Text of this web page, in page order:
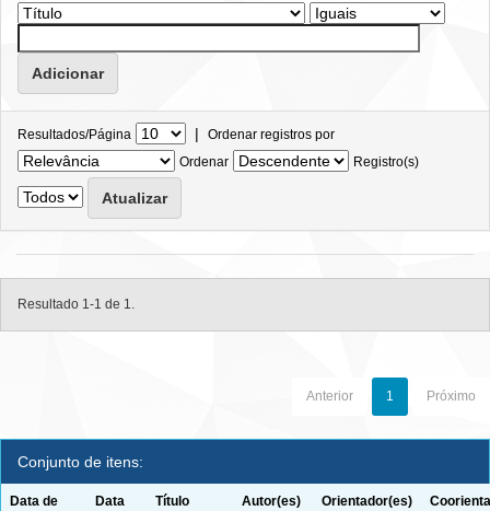
Resultados/Página | Ordenar registros por
Ordenar
Registro(s)
Resultado 1-1 de 1.
Anterior 1 Próximo
Conjunto de itens:
Data de
Data
Título Autor(es) Orientador(es)